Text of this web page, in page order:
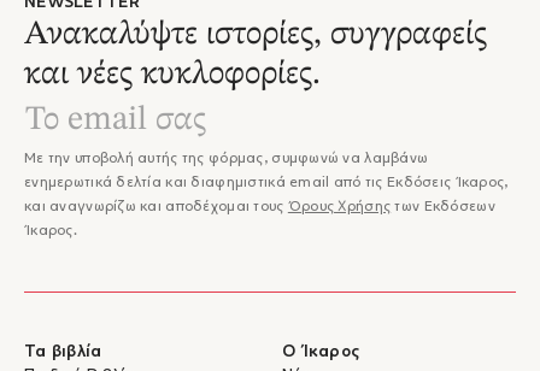
Ανακαλύψτε ιστορίες, συγγραφείς
και νέες κυκλοφορίες.
Με την υποβολή αυτής της φόρμας, συμφωνώ να λαμβάνω
ενημερωτικά δελτία και διαφημιστικά email από τις Εκδόσεις Ίκαρος,
και αναγνωρίζω και αποδέχομαι τους Όρους Χρήσης των Εκδόσεων
Ίκαρος.
Τα βιβλία
Ο Ίκαρος